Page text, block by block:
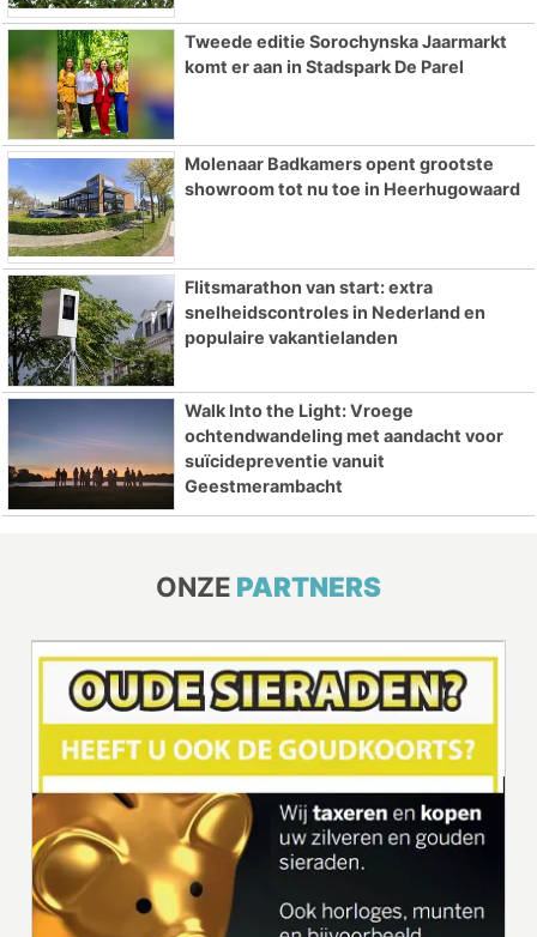
Tweede editie Sorochynska Jaarmarkt
komt er aan in Stadspark De Parel
Molenaar Badkamers opent grootste
showroom tot nu toe in Heerhugowaard
Flitsmarathon van start: extra
snelheidscontroles in Nederland en
populaire vakantielanden
Walk Into the Light: Vroege
ochtendwandeling met aandacht voor
suïcidepreventie vanuit
Geestmerambacht
ONZE PARTNERS